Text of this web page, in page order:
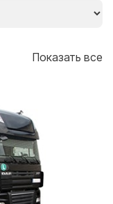
Показать все